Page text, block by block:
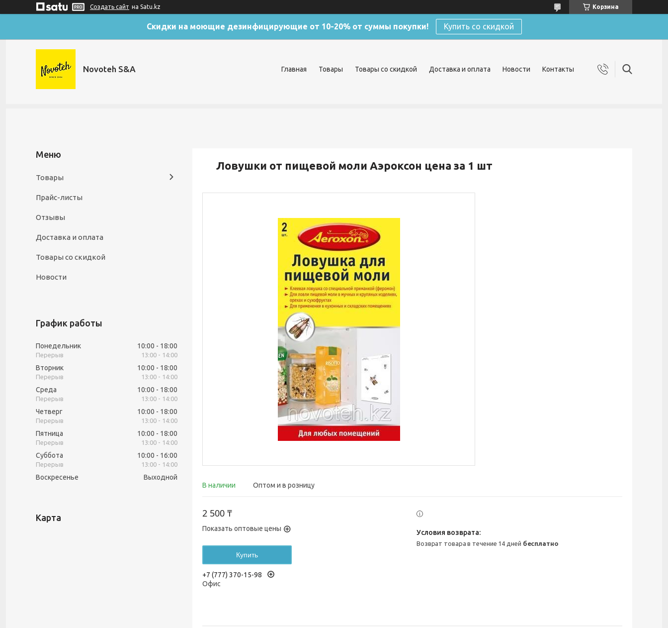
Создать сайт на Satu.kz Корзина
Скидки на моющие дезинфицирующие от 10-20% от суммы покупки! Купить со скидкой
Novoteh S&A Главная Товары Товары со скидкой Доставка и оплата Новости Контакты
Ловушки от пищевой моли Аэроксон цена за 1 шт
В наличии Оптом и в розницу
2 500 ₸
Показать оптовые цены
Купить
+7 (777) 370-15-98
Офис
возврат товара в течение 14 дней бесплатно
Товары
Прайс-листы
Отзывы
Доставка и оплата
Товары со скидкой
Новости
График работы
Понедельник 10:00 18:00
13:00 14:00
Вторник 10:00 18:00
13:00 14:00
Среда 10:00 18:00
13:00 14:00
Четверг 10:00 18:00
13:00 14:00
Пятница 10:00 18:00
13:00 14:00
Суббота 10:00 16:00
13:00 14:00
Воскресенье Выходной
Карта